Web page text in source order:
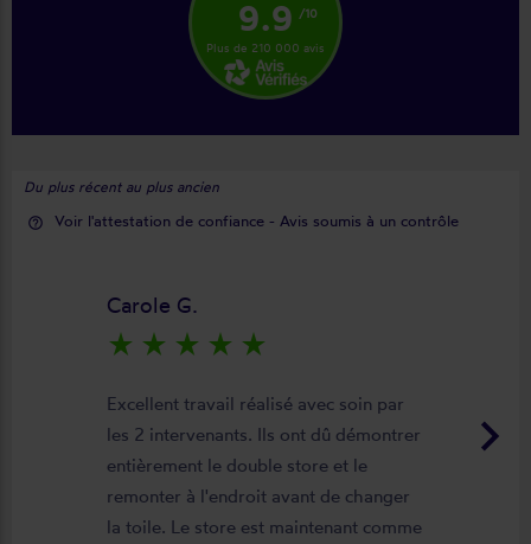
9.9 /10
Plus de 210 000 avis
Du plus récent au plus ancien
help_outline Voir l'attestation de confiance - Avis soumis à un contrôle
keyboard_arrow_right
Carole G.
star_rate star_rate star_rate star_rate star_rate
Excellent travail réalisé avec soin par
les 2 intervenants. Ils ont dû démontrer
entièrement le double store et le
remonter à l'endroit avant de changer
la toile. Le store est maintenant comme